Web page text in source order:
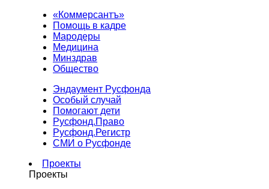
«Коммерсантъ»
Помощь в кадре
Мародеры
Медицина
Минздрав
Общество
Эндаумент Русфонда
Особый случай
Помогают дети
Русфонд.Право
Русфонд.Регистр
СМИ о Русфонде
Проекты
Проекты